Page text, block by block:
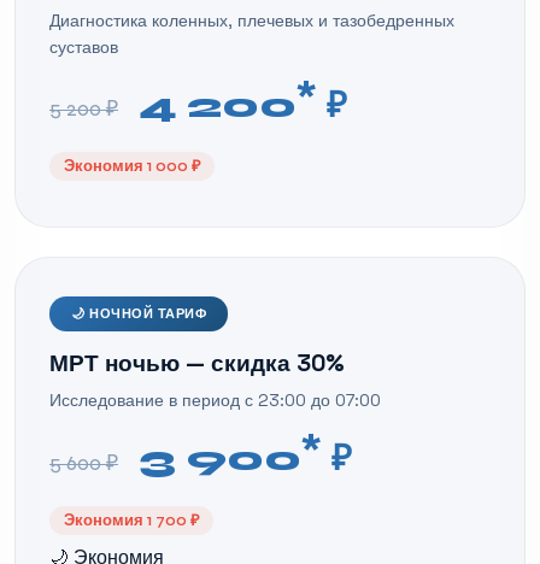
Диагностика коленных, плечевых и тазобедренных
суставов
5 200 ₽ 4 200* ₽
Экономия 1 000 ₽
🌙 НОЧНОЙ ТАРИФ
МРТ ночью — скидка 30%
Исследование в период с 23:00 до 07:00
5 600 ₽ 3 900* ₽
Экономия 1 700 ₽
🌙 Экономия